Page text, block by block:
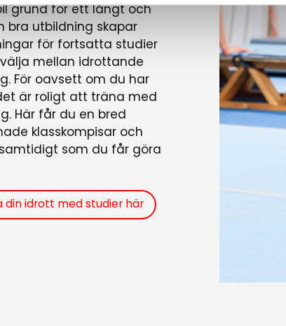
grund för ett långt och
bra utbildning skapar
för fortsatta studier
mellan idrottande
För oavsett om du har
är roligt att träna med
Här får du en bred
klasskompisar och
som du får göra
din idrott med studier här